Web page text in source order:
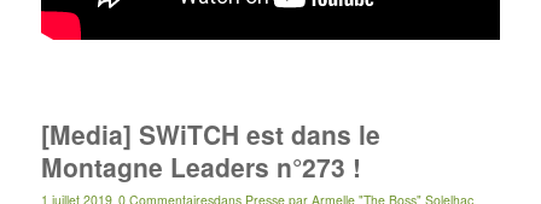
[Media] SWiTCH est dans le
Montagne Leaders n°273 !
1 juillet 2019 0 Commentairesdans Presse par Armelle "The Boss" Solelhac